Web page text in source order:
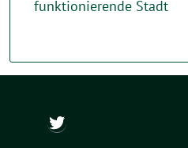
funktionierende Stadt
@ch_wapler